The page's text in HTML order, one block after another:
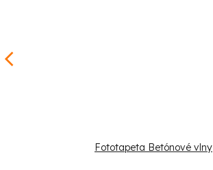
Fototapeta Betónové vlny